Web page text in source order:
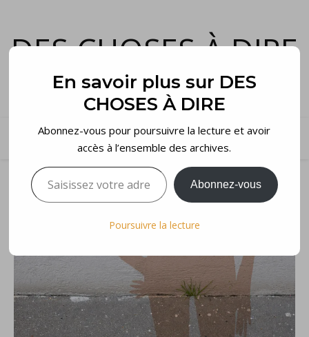
DES CHOSES À DIRE
et voilà…
En savoir plus sur DES
CHOSES À DIRE
Abonnez-vous pour poursuivre la lecture et avoir
accès à l’ensemble des archives.
Saisissez votre adresse e-mail…
Abonnez-vous
Poursuivre la lecture